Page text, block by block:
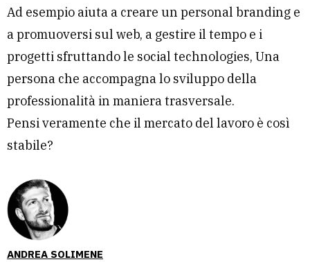
ANDREA SOLIMENE
Ad esempio aiuta a creare un personal branding e
a promuoversi sul web, a gestire il tempo e i
progetti sfruttando le social technologies, Una
persona che accompagna lo sviluppo della
professionalità in maniera trasversale.
Pensi veramente che il mercato del lavoro è così
stabile?